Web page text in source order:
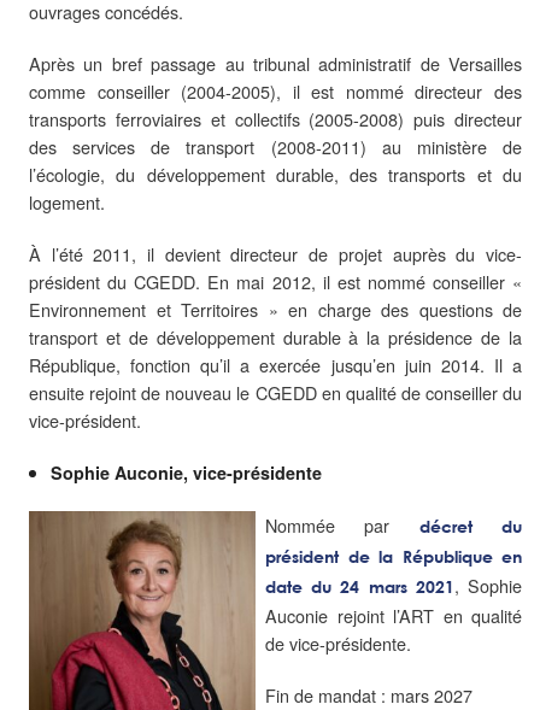
ouvrages concédés.
Après un bref passage au tribunal administratif de Versailles
comme conseiller (2004-2005), il est nommé directeur des
transports ferroviaires et collectifs (2005-2008) puis directeur
des services de transport (2008-2011) au ministère de
l’écologie, du développement durable, des transports et du
logement.
À l’été 2011, il devient directeur de projet auprès du vice-
président du CGEDD. En mai 2012, il est nommé conseiller «
Environnement et Territoires » en charge des questions de
transport et de développement durable à la présidence de la
République, fonction qu’il a exercée jusqu’en juin 2014. Il a
ensuite rejoint de nouveau le CGEDD en qualité de conseiller du
vice-président.
Sophie Auconie, vice-présidente
Nommée par décretdu
président de la République en
date du 24 mars 2021 , Sophie
Auconie rejoint l’ART en qualité
de vice-présidente.
Fin de mandat : mars 2027